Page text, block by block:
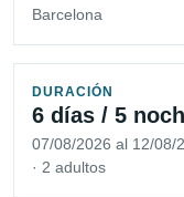
Barcelona
DURACIÓN
6 días / 5
07/08/2026 al 12/08/
· 2 adultos